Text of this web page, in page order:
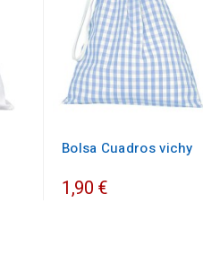
Bolsa Cuadros vichy
1,90 €